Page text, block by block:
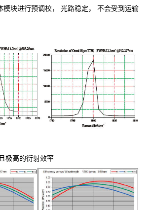
模块进行预调校， 光路稳定， 不会受到运输
极高的衍射效率